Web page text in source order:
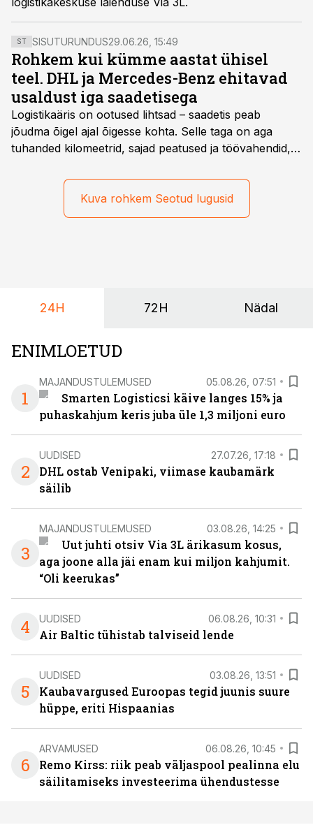
ST SISUTURUNDUS29.06.26, 15:49
Rohkem kui kümme aastat ühisel
teel. DHL ja Mercedes-Benz ehitavad
usaldust iga saadetisega
Logistikaäris on ootused lihtsad – saadetis peab
jõudma õigel ajal õigesse kohta. Selle taga on aga
tuhanded kilomeetrid, sajad peatused ja töövahendid,
on DHL usaldanud Mercedes-Benzi tarbesõidukeid
juba enam kui kümme aastat ning koostöö Vehoga on
selle aja jooksul kujunenud oluliseks osaks ettevõtte
Kuva rohkem Seotud lugusid
24H 72H Nädal
ENIMLOETUD
1
MAJANDUSTULEMUSED 05.08.26, 07:51
Smarten Logisticsi käive langes 15% ja
puhaskahjum keris juba üle 1,3 miljoni euro
2
UUDISED 27.07.26, 17:18
DHL ostab Venipaki, viimase kaubamärk
säilib
3
MAJANDUSTULEMUSED 03.08.26, 14:25
Uut juhti otsiv Via 3L ärikasum kosus,
aga joone alla jäi enam kui miljon kahjumit.
“Oli keerukas”
4 UUDISED 06.08.26, 10:31
Air Baltic tühistab talviseid lende
5
UUDISED 03.08.26, 13:51
Kaubavargused Euroopas tegid juunis suure
hüppe, eriti Hispaanias
6
ARVAMUSED 06.08.26, 10:45
Remo Kirss: riik peab väljaspool pealinna elu
säilitamiseks investeerima ühendustesse